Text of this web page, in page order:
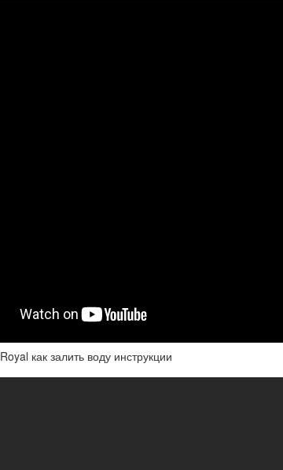
как залить воду инструкции